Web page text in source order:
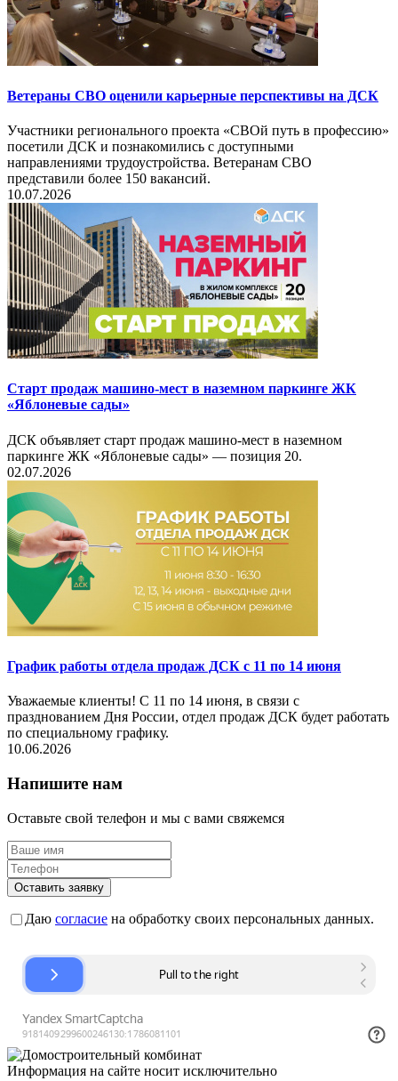
Ветераны СВО оценили карьерные перспективы на ДСК
Участники регионального проекта «СВОй путь в профессию»
посетили ДСК и познакомились с доступными
направлениями трудоустройства. Ветеранам СВО
представили более 150 вакансий.
10.07.2026
Старт продаж машино-мест в наземном паркинге ЖК
«Яблоневые сады»
ДСК объявляет старт продаж машино-мест в наземном
паркинге ЖК «Яблоневые сады» — позиция 20.
02.07.2026
График работы отдела продаж ДСК с 11 по 14 июня
Уважаемые клиенты! С 11 по 14 июня, в связи с
празднованием Дня России, отдел продаж ДСК будет работать
по специальному графику.
10.06.2026
Напишите нам
Оставьте свой телефон и мы с вами свяжемся
Оставить заявку
Даю согласие на обработку своих персональных данных.
Информация на сайте носит исключительно